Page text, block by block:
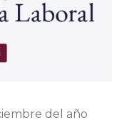
del año